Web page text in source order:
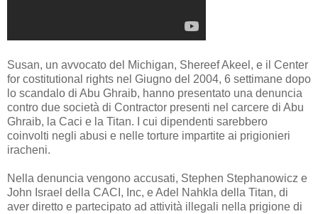
Susan, un avvocato del Michigan, Shereef Akeel, e il Center
for costitutional rights nel Giugno del 2004, 6 settimane dopo
lo scandalo di Abu Ghraib, hanno presentato una denuncia
contro due società di Contractor presenti nel carcere di Abu
Ghraib, la Caci e la Titan. I cui dipendenti sarebbero
coinvolti negli abusi e nelle torture impartite ai prigionieri
iracheni.
Nella denuncia vengono accusati, Stephen Stephanowicz e
John Israel della CACI, Inc, e Adel Nahkla della Titan, di
aver diretto e partecipato ad attività illegali nella prigione di